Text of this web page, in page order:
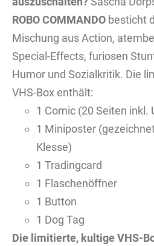
ROBO COMMANDO besticht
Mischung aus Action,
Special-Effects, furiosen
Humor und Sozialkritik. Die
VHS-Box enthält:
1 Comic (20 Seiten inkl.
1 Miniposter
Klesse)
1 Tradingcard
1 Flaschenöffner
1 Button
1 Dog Tag
Die limitierte, kultige VHS-